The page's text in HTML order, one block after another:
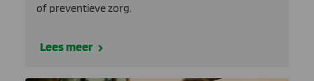
of preventieve zorg.
Lees meer